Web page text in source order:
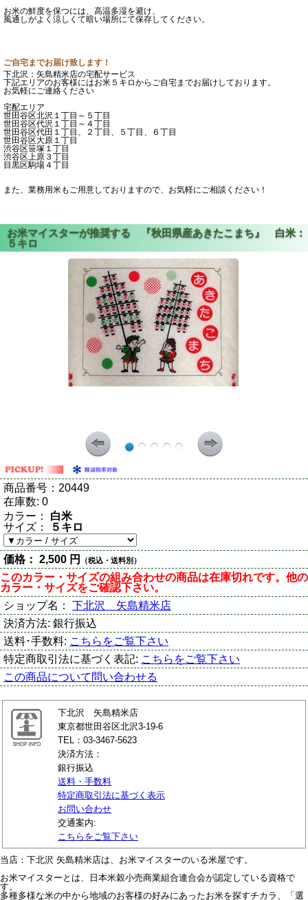
お米の鮮度を保つには、高温多湿を避け、
風通しがよく涼しくて暗い場所にて保存してください。
ご自宅までお届け致します！
下北沢：矢島精米店の宅配サービス
下記エリアのお客様にはお米５キロからご自宅までお届けしております。
お気軽にご連絡ください
宅配エリア
世田谷区北沢１丁目～５丁目
世田谷区代沢１丁目～４丁目
世田谷区代田１丁目、２丁目、５丁目、６丁目
世田谷区大原１丁目
渋谷区笹塚１丁目
渋谷区上原３丁目
目黒区駒場４丁目
また、業務用米もご用意しておりますので、お気軽にご相談ください！
商品番号： 20449
在庫数: 0
カラー：
白米
サイズ：
５キロ
価格： 2,500 円 （税込・送料別）
このカラー・サイズの組み合わせの商品は在庫切れです。他の
カラー・サイズをご確認下さい。
ショップ名： 下北沢 矢島精米店
決済方法: 銀行振込
送料･手数料: こちらをご覧下さい
特定商取引法に基づく表記: こちらをご覧下さい
この商品について問い合わせる
下北沢 矢島精米店
東京都世田谷区北沢3-19-6
TEL：03-3467-5623
決済方法：
銀行振込
送料・手数料
特定商取引法に基づく表示
お問い合わせ
交通案内:
こちらをご覧下さい
当店：下北沢 矢島精米店は、お米マイスターのいる米屋です。
お米マイスターとは、日本米穀小売商業組合連合会が認定している資格で
す。
多種多様な米の中から地域のお客様の好みにあったお米を探すチカラ、「選